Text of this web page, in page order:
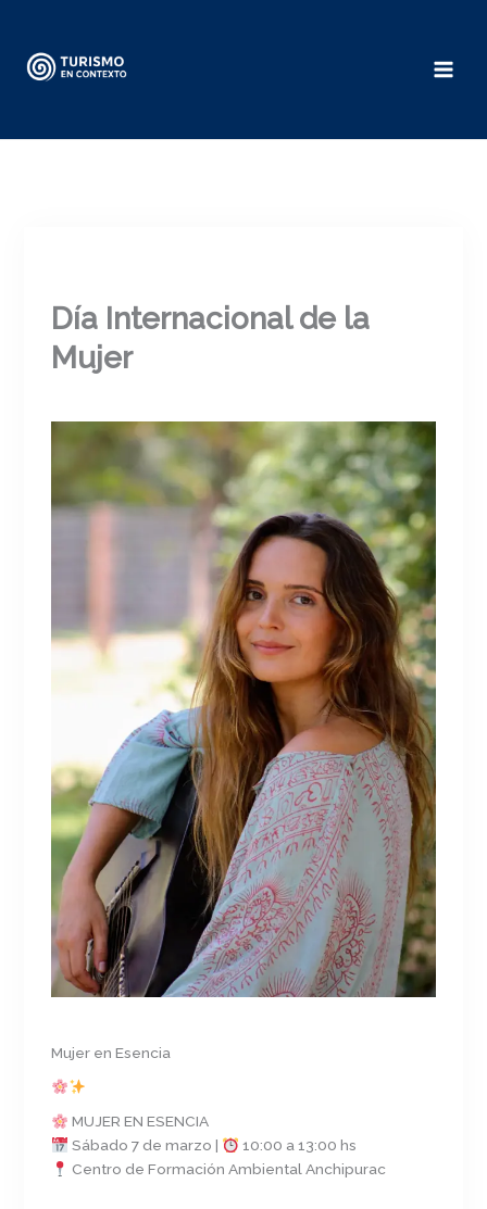
contenido
Día Internacional de la
Mujer
Mujer en Esencia
MUJER EN ESENCIA
Sábado 7 de marzo |
10:00 a 13:00 hs
Centro de Formación Ambiental Anchipurac